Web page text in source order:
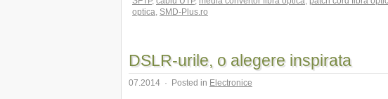
optica, SMD-Plus.ro
DSLR-urile, o alegere inspirata
07.2014 · Posted in Electronice